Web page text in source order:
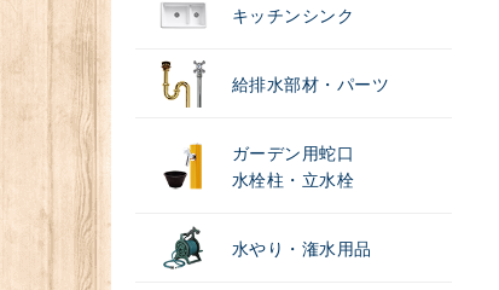
キッチンシンク
給排水部材・パーツ
ガーデン用蛇口
水栓柱・立水栓
水やり・潅水用品